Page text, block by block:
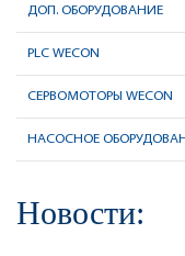
ДОП. ОБОРУДОВАНИЕ
PLC WECON
CЕРВОМОТОРЫ WECON
НАСОСНОЕ
Новости: